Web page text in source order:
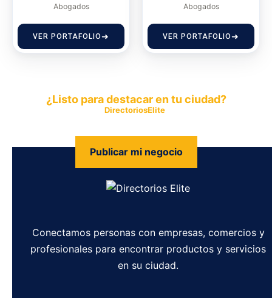
Abogados
VER PORTAFOLIO
Abogados
VER PORTAFOLIO
¿Listo para destacar en tu ciudad?
DirectoriosElite
Publicar mi negocio
Conectamos personas con empresas, comercios y
profesionales para encontrar productos y servicios
en su ciudad.